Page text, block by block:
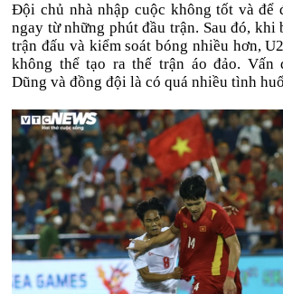
Đội chủ nhà nhập cuộc không tốt và để
ngay từ những phút đầu trận. Sau đó,
trận đấu và kiểm soát bóng nhiều hơn,
không thể tạo ra thế trận áo đảo. Vấn
Dũng và đồng đội là có quá nhiều tình